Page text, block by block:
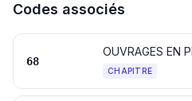
Codes associés
68
CHAPITRE